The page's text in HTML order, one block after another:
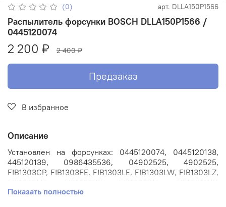
(0) арт. DLLA150P1566
Распылитель форсунки BOSCH DLLA150P1566 /
0445120074
2 200 ₽ 2 400 ₽
Предзаказ
В избранное
Описание
Установлен на форсунках: 0445120074, 0445120138,
445120139, 0986435536, 04902525, 4902525,
FIB1303CP, FIB1303FE, FIB1303LE, FIB1303LW, FIB1303LZ,
7421006073, 7421006084HA, 21006084.
Показать полностью